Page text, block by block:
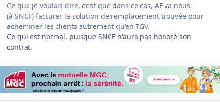
Ce que je voulais dire, c’est que dans ce cas, AF va nous
(à SNCF) facturer la solution de remplacement trouvée pour
acheminer les clients autrement qu’en TGV.
Ce qui est normal, puisque SNCF n'aura pas honoré son
contrat.